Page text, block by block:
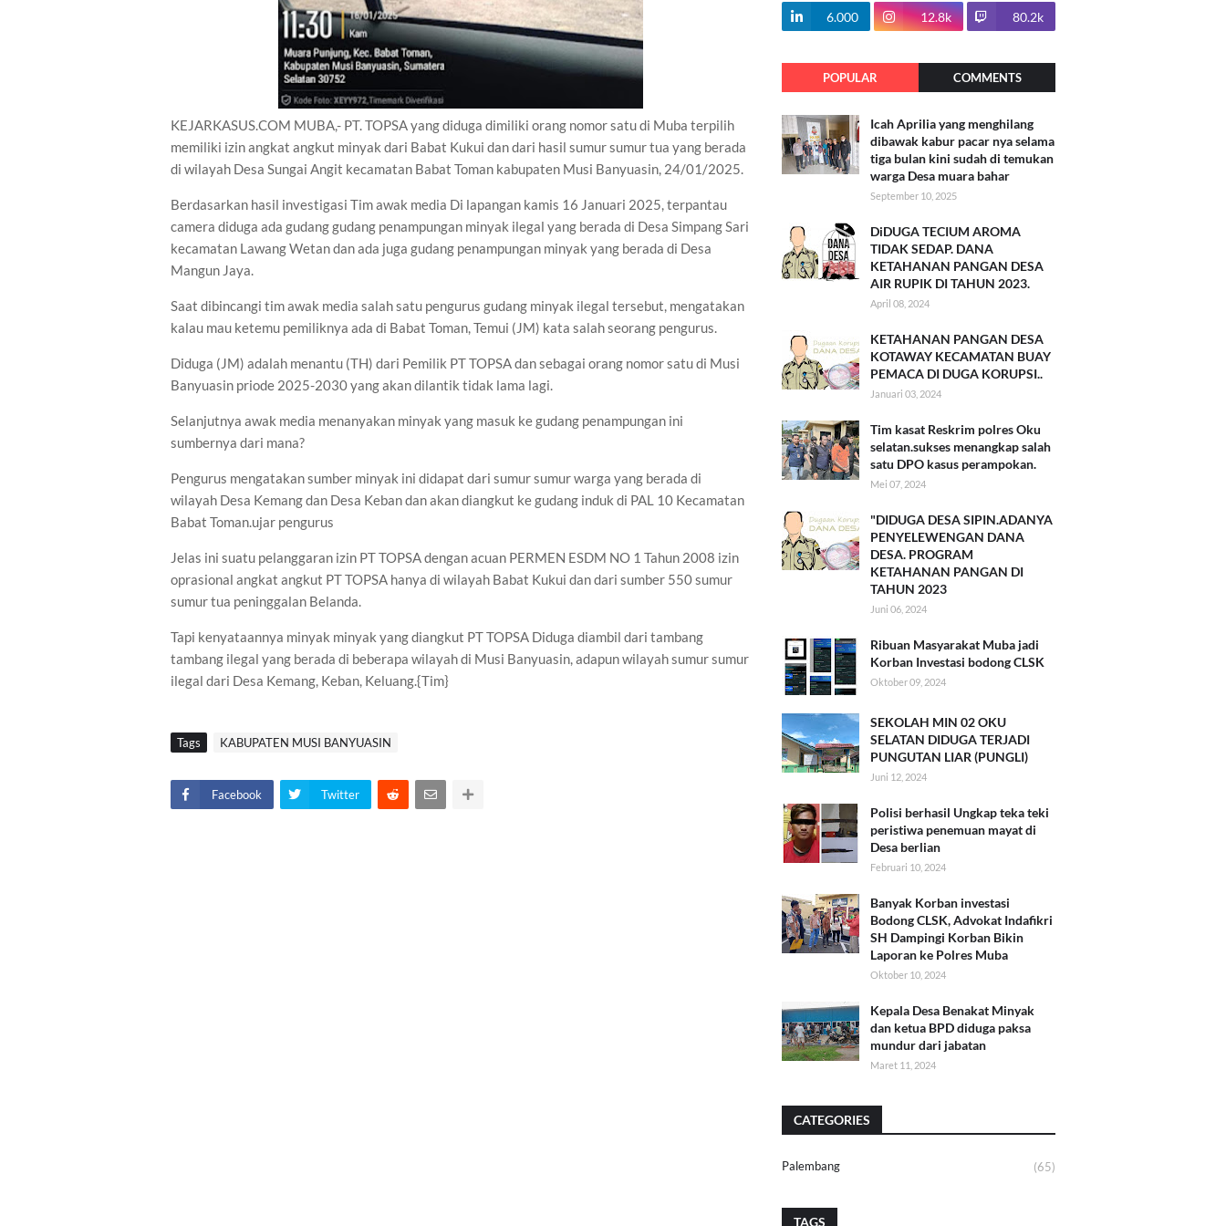
KEJARKASUS.COM MUBA,- PT. TOPSA yang diduga dimiliki orang nomor satu di Muba terpilih
memiliki izin angkat angkut minyak dari Babat Kukui dan dari hasil sumur sumur tua yang berada
di wilayah Desa Sungai Angit kecamatan Babat Toman kabupaten Musi Banyuasin, 24/01/2025.
Berdasarkan hasil investigasi Tim awak media Di lapangan kamis 16 Januari 2025, terpantau
camera diduga ada gudang gudang penampungan minyak ilegal yang berada di Desa Simpang Sari
kecamatan Lawang Wetan dan ada juga gudang penampungan minyak yang berada di Desa
Mangun Jaya.
Saat dibincangi tim awak media salah satu pengurus gudang minyak ilegal tersebut, mengatakan
kalau mau ketemu pemiliknya ada di Babat Toman, Temui (JM) kata salah seorang pengurus.
Diduga (JM) adalah menantu (TH) dari Pemilik PT TOPSA dan sebagai orang nomor satu di Musi
Banyuasin priode 2025-2030 yang akan dilantik tidak lama lagi.
Selanjutnya awak media menanyakan minyak yang masuk ke gudang penampungan ini
sumbernya dari mana?
Pengurus mengatakan sumber minyak ini didapat dari sumur sumur warga yang berada di
wilayah Desa Kemang dan Desa Keban dan akan diangkut ke gudang induk di PAL 10 Kecamatan
Babat Toman.ujar pengurus
Jelas ini suatu pelanggaran izin PT TOPSA dengan acuan PERMEN ESDM NO 1 Tahun 2008 izin
oprasional angkat angkut PT TOPSA hanya di wilayah Babat Kukui dan dari sumber 550 sumur
sumur tua peninggalan Belanda.
Tapi kenyataannya minyak minyak yang diangkut PT TOPSA Diduga diambil dari tambang
tambang ilegal yang berada di beberapa wilayah di Musi Banyuasin, adapun wilayah sumur sumur
ilegal dari Desa Kemang, Keban, Keluang.{Tim}
Tags KABUPATEN MUSI BANYUASIN
Facebook Twitter
100.7k
6.000 12.8k 80.2k
POPULAR COMMENTS
Icah Aprilia yang menghilang
dibawak kabur pacar nya selama
tiga bulan kini sudah di temukan
warga Desa muara bahar
September 10, 2025
DiDUGA TECIUM AROMA
TIDAK SEDAP. DANA
KETAHANAN PANGAN DESA
AIR RUPIK DI TAHUN 2023.
April 08, 2024
KETAHANAN PANGAN DESA
KOTAWAY KECAMATAN BUAY
PEMACA DI DUGA KORUPSI..
Januari 03, 2024
Tim kasat Reskrim polres Oku
selatan.sukses menangkap salah
satu DPO kasus perampokan.
Mei 07, 2024
"DIDUGA DESA SIPIN.ADANYA
PENYELEWENGAN DANA
DESA. PROGRAM
KETAHANAN PANGAN DI
TAHUN 2023
Juni 06, 2024
Ribuan Masyarakat Muba jadi
Korban Investasi bodong CLSK
Oktober 09, 2024
SEKOLAH MIN 02 OKU
SELATAN DIDUGA TERJADI
PUNGUTAN LIAR (PUNGLI)
Juni 12, 2024
Polisi berhasil Ungkap teka teki
peristiwa penemuan mayat di
Desa berlian
Februari 10, 2024
Banyak Korban investasi
Bodong CLSK, Advokat Indafikri
SH Dampingi Korban Bikin
Laporan ke Polres Muba
Oktober 10, 2024
Kepala Desa Benakat Minyak
dan ketua BPD diduga paksa
mundur dari jabatan
Maret 11, 2024
CATEGORIES
Palembang (65)
TAGS